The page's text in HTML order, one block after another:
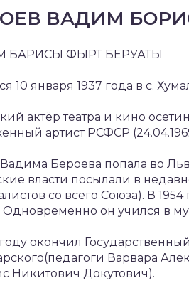
ВАДИМ
БАРИСЫ ФЫРТ БЕРУАТЫ
10 января 1937 года в с.
актёр театра и кино
артист РСФСР
Бероева попала во
власти посылали в
со всего Союза). В
Одновременно он учился в
окончил
Варвара
Никитович Докутович).